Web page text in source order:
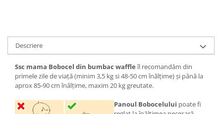
Descriere
Ssc mama Bobocel din bumbac waffleîl recomandăm din
primele zile de viață (minim 3,5 kg si 48-50 cm înălțime) și până la
aprox 85-90 cm înălțime, maxim 20 kg greutate.
Panoul Bobocelului poate fi